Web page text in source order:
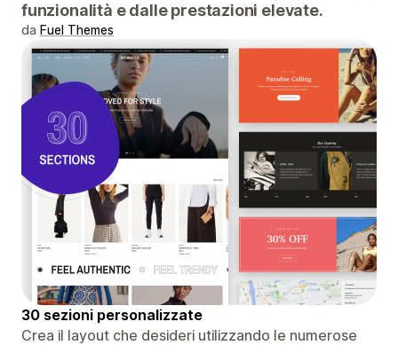
funzionalità e dalle prestazioni elevate.
da Fuel Themes
30 sezioni personalizzate
Crea il layout che desideri utilizzando le numerose